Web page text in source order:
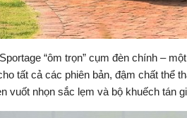
“ôm trọn” cụm đèn chính –
tất cả các phiên bản, đậm chất thể
vuốt nhọn sắc lẹm và bộ khuếch tán